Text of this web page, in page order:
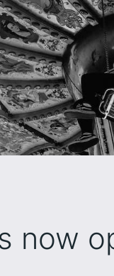
now